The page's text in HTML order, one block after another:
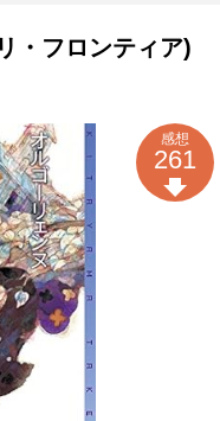
・フロンティア)
感想
261